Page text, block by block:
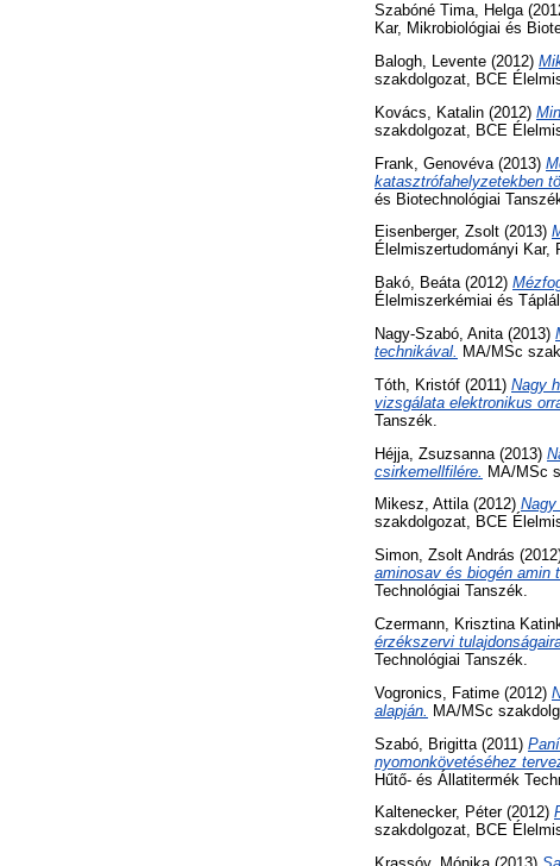
Szabóné Tima, Helga
Kar, Mikrobiológiai és
Balogh, Levente (2012)
szakdolgozat, BCE
Kovács, Katalin (2012)
szakdolgozat, BCE
Frank, Genovéva (2013)
katasztrófahelyzetekben
és Biotechnológiai
Eisenberger, Zsolt (2013)
Élelmiszertudományi Kar,
Bakó, Beáta(2012)
Élelmiszerkémiai és
Nagy-Szabó, Anita(2013)
technikával. MA/MSc
Tóth, Kristóf (2011) Nagy
vizsgálata elektronikus
Tanszék.
Héjja, Zsuzsanna (2013)
csirkemellfilére. MA/MSc
Mikesz, Attila(2012)
szakdolgozat, BCE
Simon, Zsolt András
aminosav és biogén amin
Technológiai Tanszék.
Czermann, Krisztina
érzékszervi
Technológiai Tanszék.
Vogronics, Fatime (2012)
alapján.
MA/MSc
Szabó, Brigitta (2011)
nyomonkövetéséhez
Hűtő- és Állatitermék
Kaltenecker, Péter(2012)
szakdolgozat, BCE